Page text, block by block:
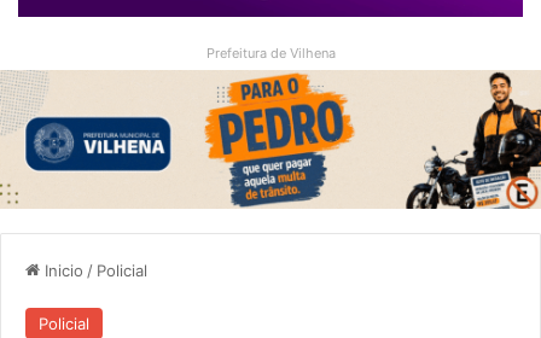
Prefeitura de Vilhena
Inicio / Policial
Policial